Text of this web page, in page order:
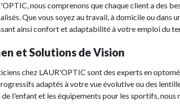
nous comprenons que chaque client a des
Que vous soyez au travail, à domicile ou dans
ainsi confort et adaptabilité à votre emploi du
et Solutions de Vision
chez LAUR'OPTIC sont des experts en
adaptés à votre vue évolutive ou des
de l'enfant et les équipements pour les sportifs,